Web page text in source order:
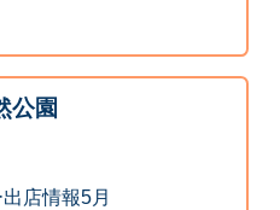
公園
店情報5月